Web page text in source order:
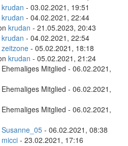
krudan - 03.02.2021, 19:51
krudan - 04.02.2021, 22:44
krudan - 21.05.2023, 20:43
krudan - 04.02.2021, 22:54
zeitzone - 05.02.2021, 18:18
krudan - 05.02.2021, 21:24
Mitglied - 06.02.2021,
Mitglied - 06.02.2021,
Mitglied - 06.02.2021,
Susanne_05 - 06.02.2021, 08:38
micci - 23.02.2021, 17:16